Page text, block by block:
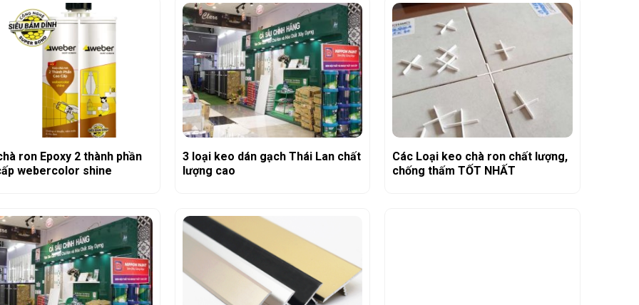
ron Epoxy 2 thành phần
webercolor shine
3 loại keo dán gạch Thái Lan chất
lượng cao
Các Loại keo chà ron chất lượng,
chống thấm TỐT NHẤT